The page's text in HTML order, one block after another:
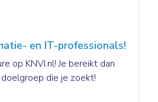
en IT-professionals!
op KNVI.nl! Je bereikt dan
die je zoekt!